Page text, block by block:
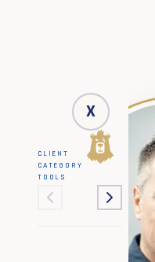
X
CLIENT
CATEGORY
TOOLS